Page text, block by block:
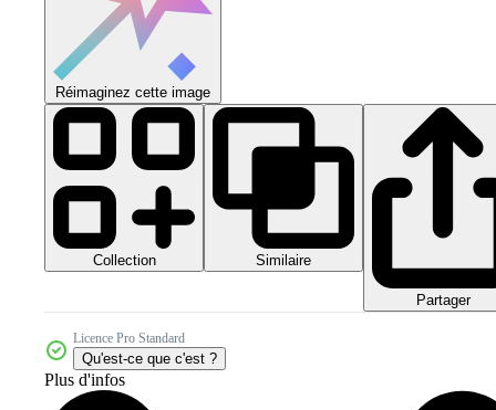
Réimaginez cette image
Collection Similaire
Partager
Licence Pro Standard
Qu'est-ce que c'est ?
Plus d'infos